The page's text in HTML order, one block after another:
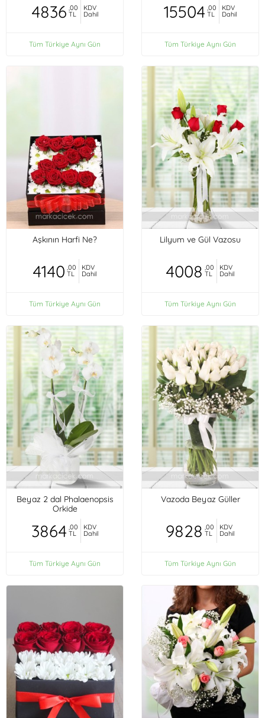
4836 ,00
TL
KDV
Dahil
Tüm Türkiye Aynı Gün
15504 ,00
TL
KDV
Dahil
Tüm Türkiye Aynı Gün
Aşkının Harfi Ne?
4140 ,00
TL
KDV
Dahil
Tüm Türkiye Aynı Gün
Lilyum ve Gül Vazosu
4008 ,00
TL
KDV
Dahil
Tüm Türkiye Aynı Gün
Beyaz 2 dal Phalaenopsis
Orkide
3864 ,00
TL
KDV
Dahil
Tüm Türkiye Aynı Gün
Vazoda Beyaz Güller
9828 ,00
TL
KDV
Dahil
Tüm Türkiye Aynı Gün